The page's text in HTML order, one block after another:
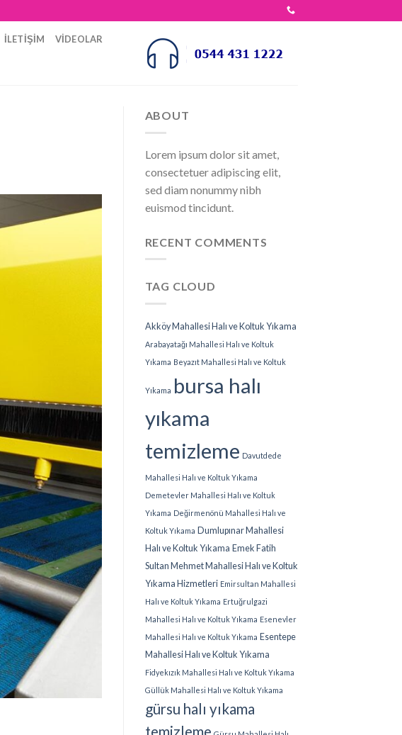
İLETIŞIM VIDEOLAR
ABOUT
Lorem ipsum dolor sit amet,
consectetuer adipiscing elit,
sed diam nonummy nibh
euismod tincidunt.
RECENT COMMENTS
TAG CLOUD
Akköy Mahallesi Halı ve Koltuk Yıkama
Arabayatağı Mahallesi Halı ve Koltuk
Yıkama Beyazıt Mahallesi Halı ve Koltuk
Yıkama bursa halı
yıkama
temizleme Davutdede
Mahallesi Halı ve Koltuk Yıkama
Demetevler Mahallesi Halı ve Koltuk
Yıkama Değirmenönü Mahallesi Halı ve
Koltuk Yıkama Dumlupınar Mahallesi
Halı ve Koltuk Yıkama Emek Fatih
Sultan Mehmet Mahallesi Halı ve Koltuk
Yıkama Hizmetleri Emirsultan Mahallesi
Halı ve Koltuk Yıkama Ertuğrulgazi
Mahallesi Halı ve Koltuk Yıkama Esenevler
Mahallesi Halı ve Koltuk Yıkama Esentepe
Mahallesi Halı ve Koltuk Yıkama
Fidyekızık Mahallesi Halı ve Koltuk Yıkama
Güllük Mahallesi Halı ve Koltuk Yıkama
gürsu halı yıkama
temizleme